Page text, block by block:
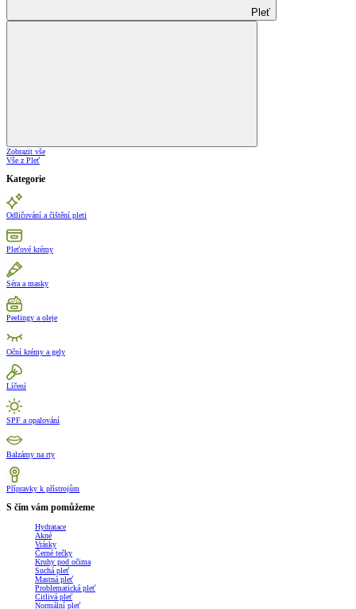
Pleť
Zobrazit vše
Vše z Pleť
Kategorie
Odličování a čištění pleti
Pleťové krémy
Séra a masky
Peelingy a oleje
Oční krémy a gely
Líčení
SPF a opalování
Balzámy na rty
Přípravky k přístrojům
S čím vám pomůžeme
Hydratace
Akné
Vrásky
Černé tečky
Kruhy pod očima
Suchá pleť
Mastná pleť
Problematická pleť
Citlivá pleť
Normální pleť